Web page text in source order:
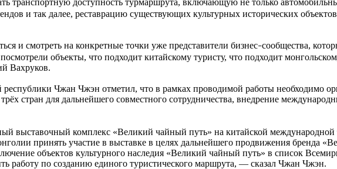
и так далее, реставрацию существующих культурных исторических
и смотреть на конкретные точки уже представители бизнес–сообщества,
объекты, что подходит китайскому туристу, что подходит
Вахруков.
Чжан Чжэн отметил, что в рамках проводимой работы необходимо
стран для дальнейшего совместного сотрудничества, внедрение
выставочный комплекс «Великий чайный путь» на китайской международной
принять участие в выставке в целях дальнейшего продвижения бренда
объектов культурного наследия «Великий чайный путь» в список
работу по созданию единого туристического маршрута, — сказал Чжан Чжэн.